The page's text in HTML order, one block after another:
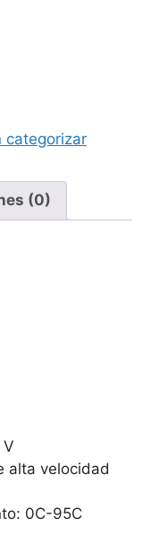
categorizar
(0)
alta velocidad
0C-95C